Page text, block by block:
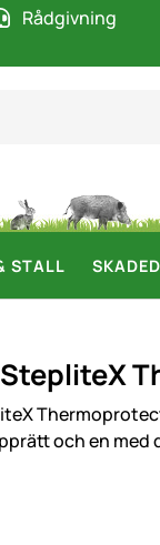
Rådgivning
STALL